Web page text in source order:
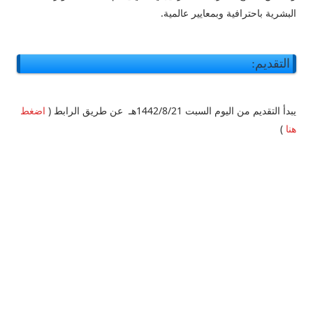
البشرية باحترافية وبمعايير عالمية.
التقديم:
يبدأ التقديم من اليوم السبت 1442/8/21هـ عن طريق الرابط ( اضغط
هنا )